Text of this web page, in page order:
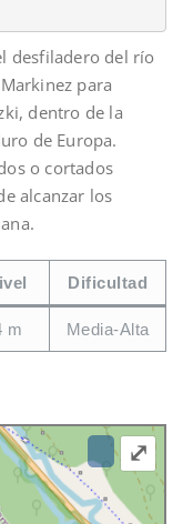
desfiladero del río
para
dentro de la
de Europa.
o cortados
alcanzar los
Dificultad
m Media-Alta
⤢